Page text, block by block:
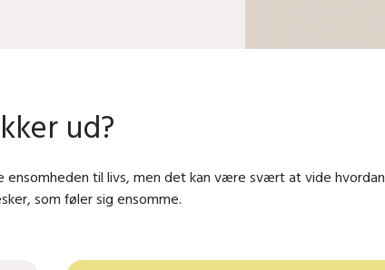
ud?
til livs, men det kan være svært at vide
som føler sig ensomme.